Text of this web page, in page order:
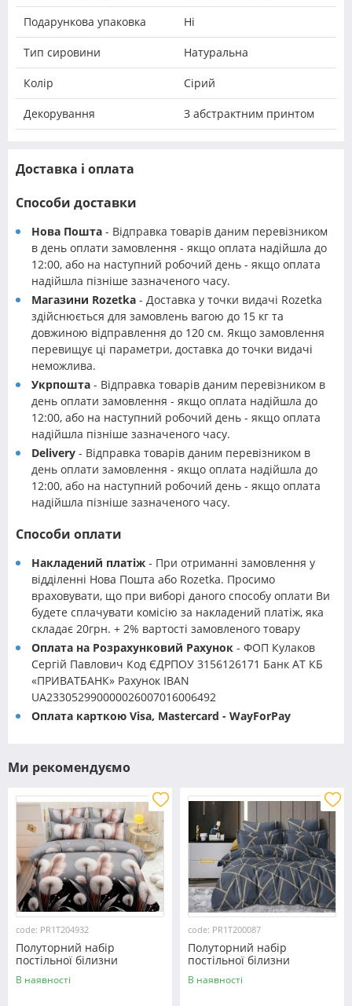
Подарункова упаковка Ні
Тип сировини Натуральна
Колір Сірий
Декорування З абстрактним принтом
Доставка і оплата
Способи доставки
Нова Пошта - Відправка товарів даним перевізником
в день оплати замовлення - якщо оплата надійшла до
12:00, або на наступний робочий день - якщо оплата
надійшла пізніше зазначеного часу.
Магазини Rozetka - Доставка у точки видачі Rozetka
здійснюється для замовлень вагою до 15 кг та
довжиною відправлення до 120 см. Якщо замовлення
перевищує ці параметри, доставка до точки видачі
неможлива.
Укрпошта - Відправка товарів даним перевізником в
день оплати замовлення - якщо оплата надійшла до
12:00, або на наступний робочий день - якщо оплата
надійшла пізніше зазначеного часу.
Delivery - Відправка товарів даним перевізником в
день оплати замовлення - якщо оплата надійшла до
12:00, або на наступний робочий день - якщо оплата
надійшла пізніше зазначеного часу.
Способи оплати
Накладений платіж - При отриманні замовлення у
відділенні Нова Пошта або Rozetka. Просимо
враховувати, що при виборі даного способу оплати Ви
будете сплачувати комісію за накладений платіж, яка
складає 20грн. + 2% вартості замовленого товару
Оплата на Розрахунковий Рахунок - ФОП Кулаков
Сергій Павлович Код ЄДРПОУ 3156126171 Банк АТ КБ
«ПРИВАТБАНК» Рахунок IBAN
UA233052990000026007016006492
Оплата карткою Visa, Mastercard - WayForPay
Ми рекомендуємо
code: PR1T204932
Полуторний набір
постільної білизни
150*220 із полікотону
№204932 Черешенька™
В наявності
code: PR1T200087
Полуторний набір
постільної білизни
150*220 із полікотону
№200087 Черешенька™
В наявності